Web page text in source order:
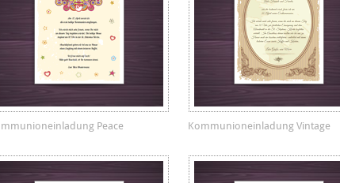
Peace Kommunioneinladung Vintage